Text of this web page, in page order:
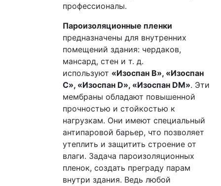
профессионалы.
Пароизоляционные пленки
предназначены для внутренних
помещений здания: чердаков,
мансард, стен и т. д.
используют «Изоспан В», «Изоспан
С», «Изоспан D», «Изоспан DM». Эти
мембраны обладают повышенной
прочностью и стойкостью к
нагрузкам. Они имеют специальный
антипаровой барьер, что позволяет
утеплить и защитить строение от
влаги. Задача пароизоляционных
пленок, создать преграду парам
внутри здания. Ведь любой